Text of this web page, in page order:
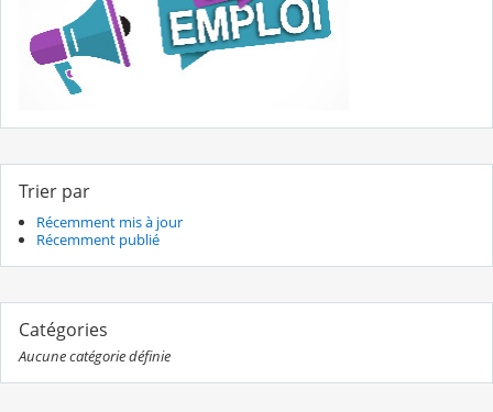
Trier par
Récemment mis à jour
Récemment publié
Catégories
Aucune catégorie définie